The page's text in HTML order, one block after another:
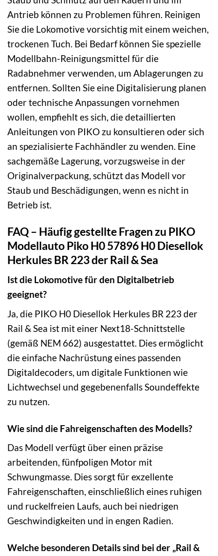
Antrieb können zu Problemen führen. Reinigen
Sie die Lokomotive vorsichtig mit einem weichen,
trockenen Tuch. Bei Bedarf können Sie spezielle
Modellbahn-Reinigungsmittel für die
Radabnehmer verwenden, um Ablagerungen zu
entfernen. Sollten Sie eine Digitalisierung planen
oder technische Anpassungen vornehmen
wollen, empfiehlt es sich, die detaillierten
Anleitungen von PIKO zu konsultieren oder sich
an spezialisierte Fachhändler zu wenden. Eine
sachgemäße Lagerung, vorzugsweise in der
Originalverpackung, schützt das Modell vor
Staub und Beschädigungen, wenn es nicht in
Betrieb ist.
FAQ – Häufig gestellte Fragen zu PIKO
Modellauto Piko H0 57896 H0 Diesellok
Herkules BR 223 der Rail & Sea
Ist die Lokomotive für den Digitalbetrieb
geeignet?
Ja, die PIKO H0 Diesellok Herkules BR 223 der
Rail & Sea ist mit einer Next18-Schnittstelle
(gemäß NEM 662) ausgestattet. Dies ermöglicht
die einfache Nachrüstung eines passenden
Digitaldecoders, um digitale Funktionen wie
Lichtwechsel und gegebenenfalls Soundeffekte
zu nutzen.
Wie sind die Fahreigenschaften des Modells?
Das Modell verfügt über einen präzise
arbeitenden, fünfpoligen Motor mit
Schwungmasse. Dies sorgt für exzellente
Fahreigenschaften, einschließlich eines ruhigen
und ruckelfreien Laufs, auch bei niedrigen
Geschwindigkeiten und in engen Radien.
Welche besonderen Details sind bei der „Rail &